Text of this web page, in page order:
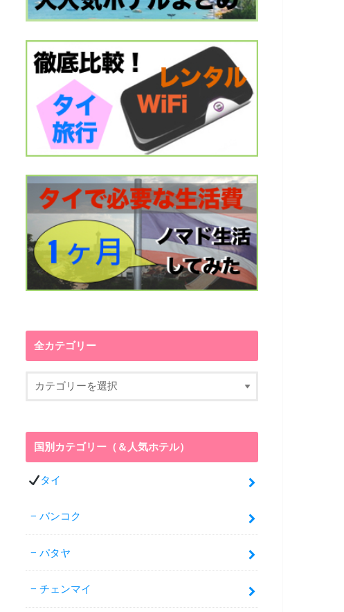
全カテゴリー
国別カテゴリー（＆人気ホテル）
タイ
バンコク
パタヤ
チェンマイ